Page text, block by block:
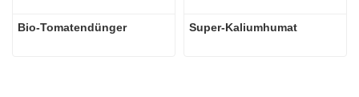
Bio-Tomatendünger Super-Kaliumhumat